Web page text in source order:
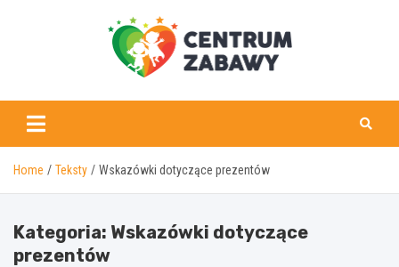
centrumzabawy.pl
Home Teksty Wskazówki dotyczące prezentów
Kategoria: Wskazówki dotyczące
prezentów